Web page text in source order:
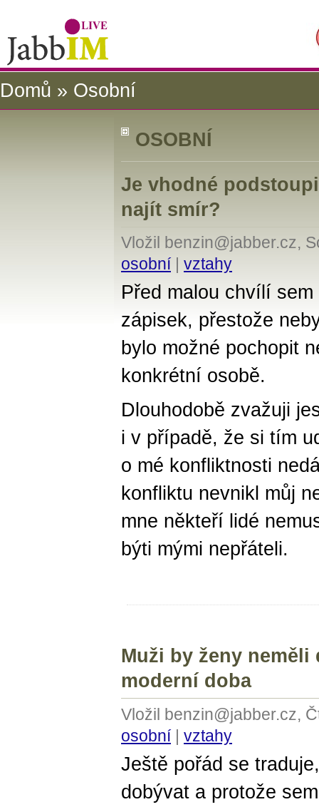
Domů » Osobní
OSOBNÍ
Je vhodné
najít smír?
Vložil benzin@jabber.cz,
osobní| vztahy
Před malou chvílí
zápisek, přestože
bylo možné pochopit
konkrétní osobě.
Dlouhodobě zvažuji
i v případě, že si tím
o mé konfliktnosti
konfliktu nevnikl můj
mne někteří lidé
býti mými nepřáteli.
Muži by ženy
moderní doba
Vložil benzin@jabber.cz,
osobní| vztahy
Ještě pořád se
dobývat a protože